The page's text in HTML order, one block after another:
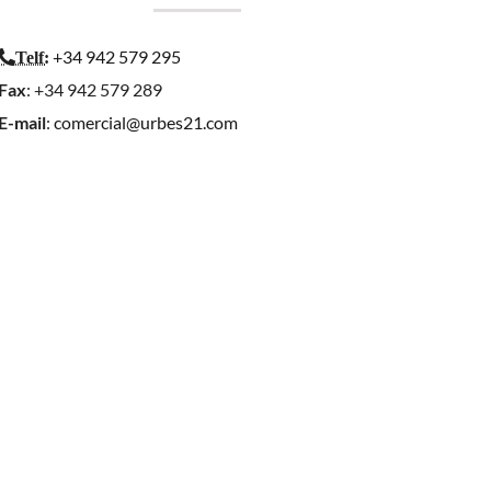
Telf: +34 942 579 295
: +34 942 579 289
mail:comercial@urbes21.com